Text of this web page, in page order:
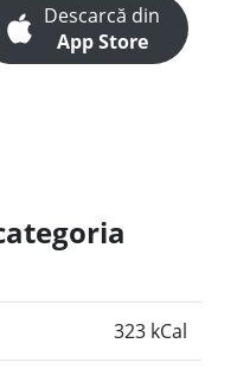
Descarcă din
App Store
323 kCal